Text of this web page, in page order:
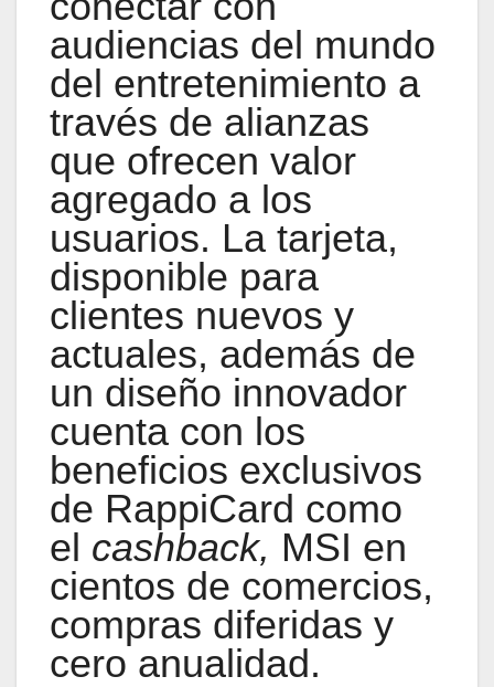
audiencias del mundo
del entretenimiento a
través de alianzas
que ofrecen valor
agregado a los
usuarios. La tarjeta,
disponible para
clientes nuevos y
actuales, además de
un diseño innovador
cuenta con los
beneficios exclusivos
de RappiCard como
el cashback, MSI en
cientos de comercios,
compras diferidas y
cero anualidad.